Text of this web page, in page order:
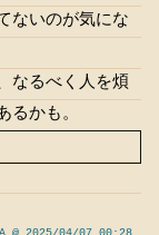
ないのが気にな
なるべく人を煩
るかも。